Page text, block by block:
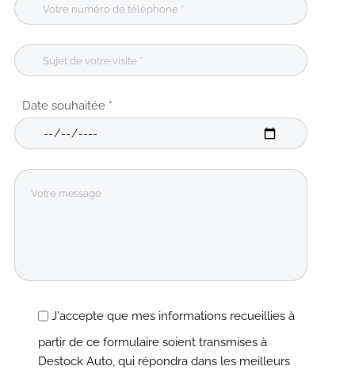
Date souhaitée *
J'accepte que mes informations recueillies à
partir de ce formulaire soient transmises à
Destock Auto, qui répondra dans les meilleurs